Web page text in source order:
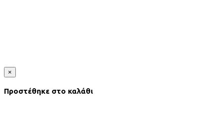
×
Προστέθηκε στο καλάθι